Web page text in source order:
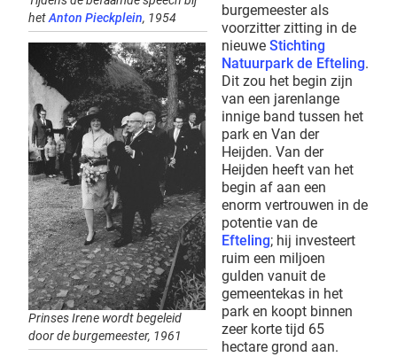
hetAnton Pieckplein, 1954
Prinses Irene wordt begeleid
door de burgemeester, 1961
burgemeester als
voorzitter zitting in de
nieuwe Stichting
Natuurpark de Efteling.
Dit zou het begin zijn
van een jarenlange
innige band tussen het
park en Van der
Heijden. Van der
Heijden heeft van het
begin af aan een
enorm vertrouwen in de
potentie van de
Efteling; hij investeert
ruim een miljoen
gulden vanuit de
gemeentekas in het
park en koopt binnen
zeer korte tijd 65
hectare grond aan.